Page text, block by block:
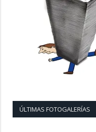
ÚLTIMAS FOTOGALERÍAS